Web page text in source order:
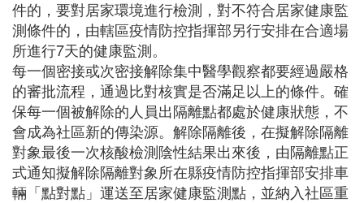
件的，要對居家環境進行檢測，對不符合居家健康監
測條件的，由轄區疫情防控指揮部另行安排在合適場
所進行7天的健康監測。
每一個密接或次密接解除集中醫學觀察都要經過嚴格
的審批流程，通過比對核實是否滿足以上的條件。確
保每一個被解除的人員出隔離點都處於健康狀態，不
會成為社區新的傳染源。解除隔離後，在擬解除隔離
對象最後一次核酸檢測陰性結果出來後，由隔離點正
式通知擬解除隔離對象所在縣疫情防控指揮部安排車
輛「點對點」運送至居家健康監測點，並納入社區重